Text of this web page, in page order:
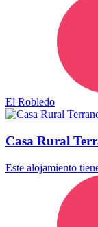
El Robledo
Casa Rural
Este alojamiento